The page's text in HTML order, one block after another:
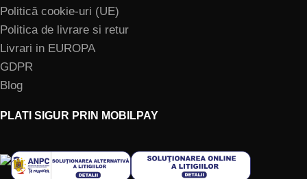
Politică cookie-uri (UE)
Politica de livrare si retur
Livrari in EUROPA
GDPR
Blog
PLATI SIGUR PRIN MOBILPAY